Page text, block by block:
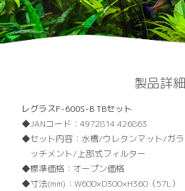
製品詳細
レグラスF-600S-B TBセット
JANコード： 4972814 426863
セット内容： 水槽/ウレタンマット/ガ
ッチメント/上部式フィルター
標準価格： オープン価格
寸法(mm)： W600×D300×H360（57L）